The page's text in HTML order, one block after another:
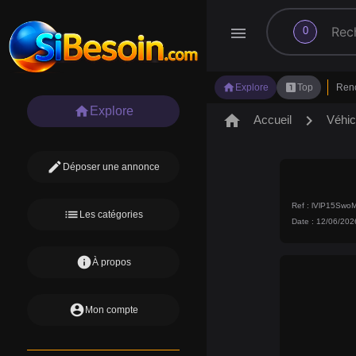
menu 0
search
home Explore looks_oneTop
home Explore
edit Déposer une annonce
list Les catégories
infoÀ propos
account_circle Mon compte
home Accueil chevron_right
Ref :
Date : 12/06/